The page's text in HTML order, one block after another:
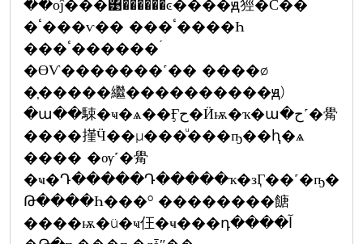
�ٴ���ѵ�� ���ٴ����Һ
���ٴ������´
�ӨѴ�������˹�� ����ø
�֧�����繼����������ԭ)
�ա��駷�ҹ�ѧ��Ӻح�Ӥѭ�ҡ�ա�ح˹�觷
����㨷Ӵ��µ���ͧ���ҧ��ԧ�ѧ
���� �ѹ˹�觷
�ҹ�Դ�����Դ�����ҡ�зӶ��˹�ҧ�
Թ����Һ���º ��������餹
����ѭ�ü�ҹ仼�ҹ���դ����آ